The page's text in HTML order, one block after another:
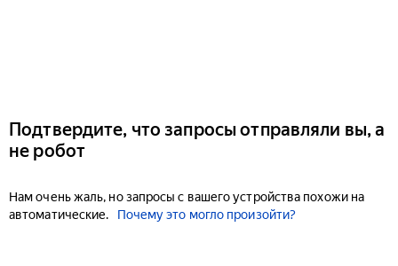
Подтвердите, что запросы отправляли вы, а
не робот
Нам очень жаль, но запросы с вашего устройства похожи на
автоматические.
Почему это могло произойти?